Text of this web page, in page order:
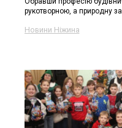
рукотворною, а природну
Новини Ніжина